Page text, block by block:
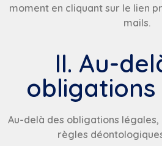
moment en cliquant sur le lien
mails.
II. Au-
Au-delà des obligations légales,
règles